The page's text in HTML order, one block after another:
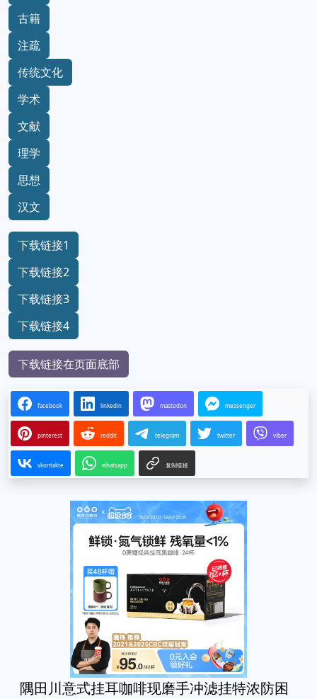
古籍
注疏
传统文化
学术
文献
理学
思想
汉文
下载链接1
下载链接2
下载链接3
下载链接4
下载链接在页面底部
facebook linkedin mastodon messenger
pinterest reddit telegram twitter viber
vkontakte whatsapp 复制链接
隅田川意式挂耳咖啡现磨手冲滤挂特浓防困